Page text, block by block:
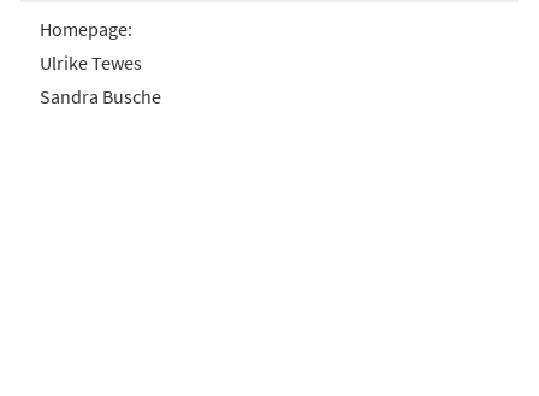
Homepage:
Ulrike Tewes
Sandra Busche